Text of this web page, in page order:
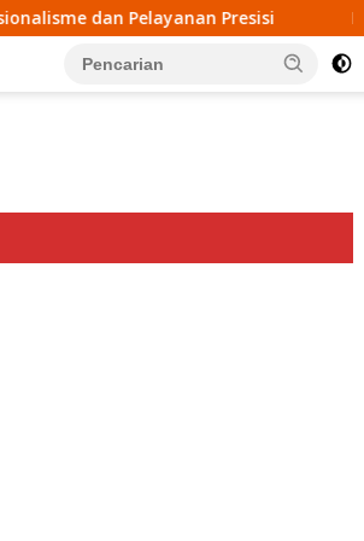
KPPN Tobelo Salurkan